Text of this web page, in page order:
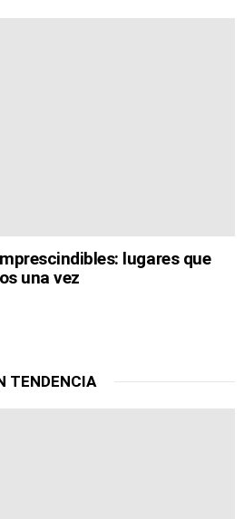
lugares que
una vez
TENDENCIA